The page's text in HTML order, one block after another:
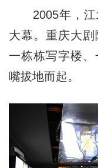
2005年，江
大幕。重庆大
一栋栋写字楼
嘴拔地而起。